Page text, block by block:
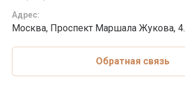
Адрес:
Москва, Проспект Маршала Жукова, 4.
Обратная связь